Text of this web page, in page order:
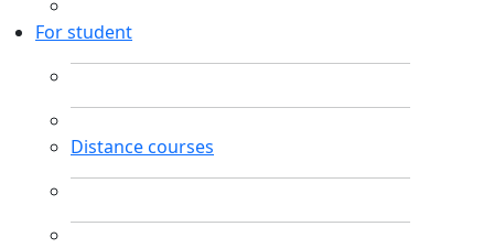
For student
Distance courses